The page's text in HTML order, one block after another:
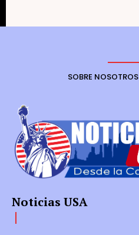
SOBRE NOSOTROS
Noticias USA